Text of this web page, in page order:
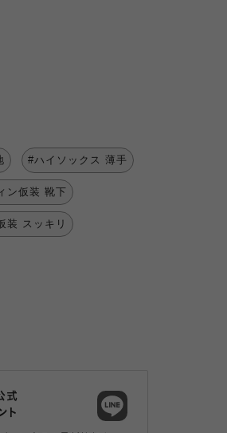
#ハイソックス 薄手
ン仮装 靴下
装 スッキリ
式
ト